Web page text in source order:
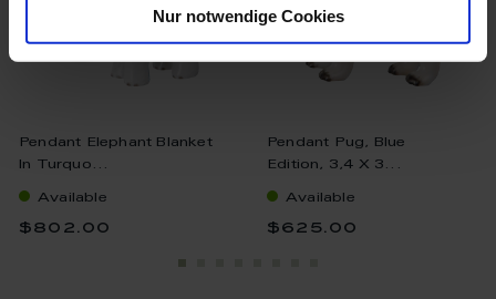
Nur notwendige Cookies
Pendant Elephant Blanket
In Turquo...
Available
$802.00
Pendant Pug, Blue
Edition, 3,4 X 3...
Available
$625.00